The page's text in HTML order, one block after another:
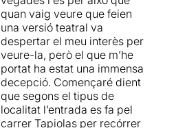
quan vaig veure que feien
una versió teatral va
despertar el meu interès per
veure-la, però el que m’he
portat ha estat una immensa
decepció. Començaré dient
que segons el tipus de
localitat l’entrada es fa pel
carrer Tapiolas per recórrer